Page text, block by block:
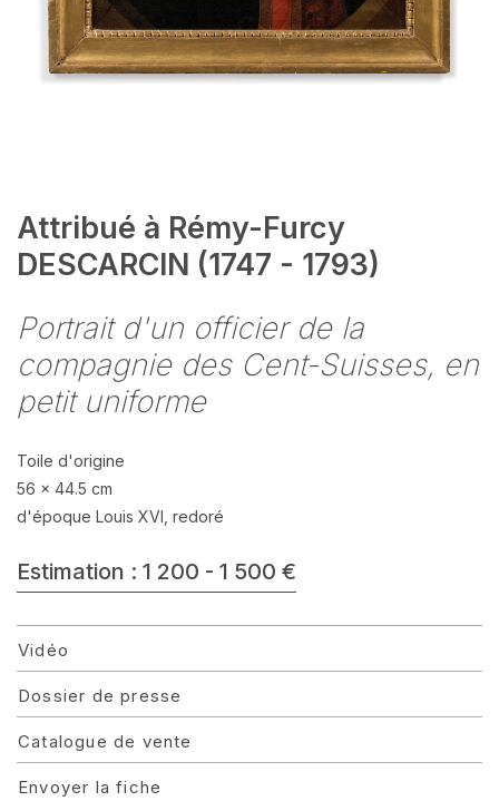
Attribué à Rémy-Furcy
DESCARCIN (1747 - 1793)
Portrait d'un officier de la
compagnie des Cent-Suisses, en
petit uniforme
Toile d'origine
56 x 44.5 cm
d'époque Louis XVI, redoré
Estimation : 1 200 - 1 500 €
Vidéo
Dossier de presse
Catalogue de vente
Envoyer la fiche